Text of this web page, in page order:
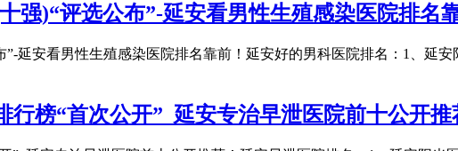
强)“评选公布”-延安看男性生殖感染医院排名
延安看男性生殖感染医院排名靠前！延安好的男科医院排名：1、延
行榜“首次公开”_延安专治早泄医院前十公开推